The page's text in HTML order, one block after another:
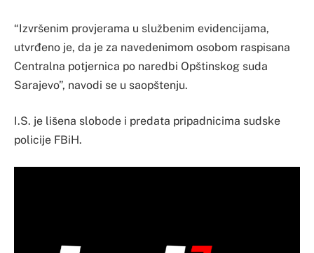
“Izvršenim provjerama u službenim evidencijama,
utvrđeno je, da je za navedenimom osobom raspisana
Centralna potjernica po naredbi Opštinskog suda
Sarajevo”, navodi se u saopštenju.
I.S. je lišena slobode i predata pripadnicima sudske
policije FBiH.